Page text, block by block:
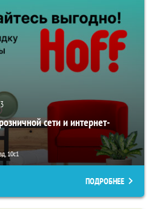
сети и интернет-
10с1
ПОДРОБНЕЕ